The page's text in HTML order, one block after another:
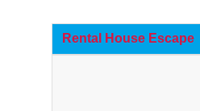
Rental House Escape